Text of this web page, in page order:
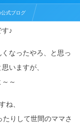
式ブログ
ンス取得☆
♪
なったやろ、と思っ
いますが、
～
ね、
りして世間のママさ